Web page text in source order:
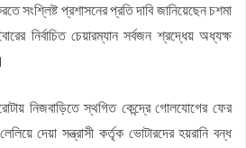
সংশ্লিষ্ট প্রশাসনের প্রতি দাবি জানিয়েছেন চশমা
নির্বাচিত চেয়ারম্যান সর্বজন শ্রদ্ধেয় অধ্যক্ষ
নিজবাড়িতে স্থগিত কেন্দ্রে গোলযোগের ফের
দেয়া সন্ত্রাসী কর্তৃক ভোটারদের হয়রানি বন্ধ